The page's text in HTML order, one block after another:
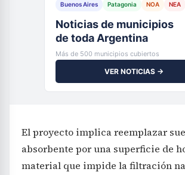
Buenos Aires Patagonia NOA NEA
Noticias de municipios
de toda Argentina
Más de 500 municipios cubiertos
VER NOTICIAS →
El proyecto implica reemplazar
absorbente por una superficie de
material que impide la filtración